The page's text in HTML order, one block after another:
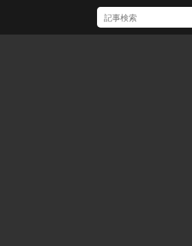
[Mac]Mac mini M1 がいい感じ